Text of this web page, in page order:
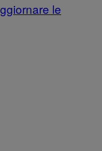
le